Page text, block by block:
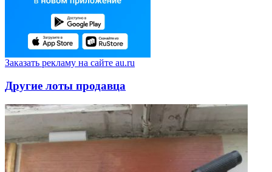
Заказать рекламу на сайте au.ru
Другие лоты продавца